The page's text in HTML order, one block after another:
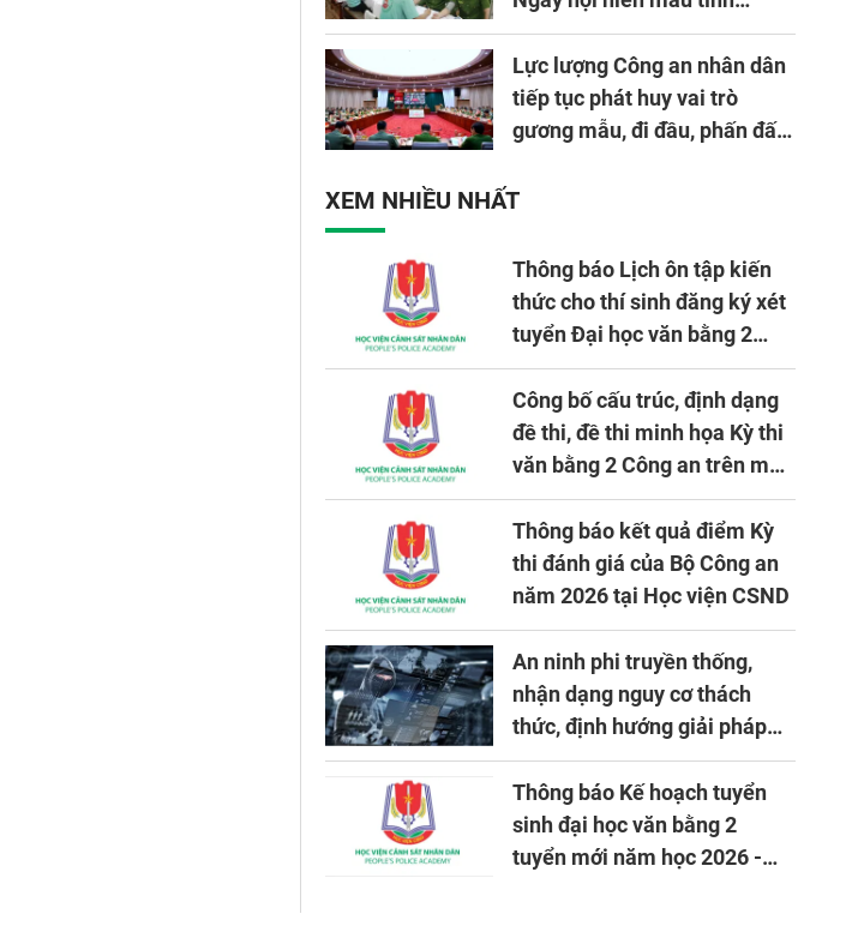
nguyện
Lực lượng Công an nhân dân
tiếp tục phát huy vai trò
gương mẫu, đi đầu, phấn đấu
nhiệm vụ được giao
XEM NHIỀU NHẤT
Thông báo Lịch ôn tập kiến
thức cho thí sinh đăng ký xét
tuyển Đại học văn bằng 2
tuyển mới, mở tại Học viện
CSND năm học 2026 - 2027
Công bố cấu trúc, định dạng
đề thi, đề thi minh họa Kỳ thi
văn bằng 2 Công an trên máy
tính
Thông báo kết quả điểm Kỳ
thi đánh giá của Bộ Công an
năm 2026 tại Học viện CSND
An ninh phi truyền thống,
nhận dạng nguy cơ thách
thức, định hướng giải pháp
đảm bảo an ninh quốc gia
trong tình hình hiện nay
Thông báo Kế hoạch tuyển
sinh đại học văn bằng 2
tuyển mới năm học 2026 -